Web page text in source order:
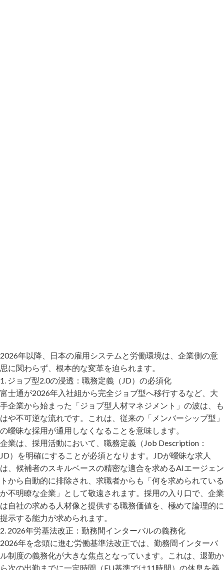
2026年以降、日本の雇用システムと労働環境は、企業側の意
思に関わらず、根本的な変革を迫られます。
1. ジョブ型2.0の浸透：職務定義（JD）の必須化
富士通が2026年入社組から完全ジョブ型へ移行するなど、大
手企業から始まった「ジョブ型人材マネジメント」の波は、も
はや不可逆な流れです。これは、従来の「メンバーシップ型」
の曖昧な採用が通用しなくなることを意味します。
企業は、採用活動において、職務定義（Job Description：
JD）を明確にすることが必須となります。JDが曖昧な求人
は、候補者のスキルベースの精密な適合を求めるAIエージェン
トから自動的に排除され、求職者からも「何を求められている
か不明瞭な企業」として敬遠されます。採用の入り口で、企業
は自社の求める人材像と提供する職務価値を、極めて論理的に
提示する能力が求められます。
2. 2026年労基法改正：勤務間インターバルの義務化
2026年を念頭に進む労働基準法改正では、勤務間インターバ
ル制度の義務化が大きな焦点となっています。これは、退勤か
ら次の出勤までに一定時間（EU基準では11時間）の休息を義